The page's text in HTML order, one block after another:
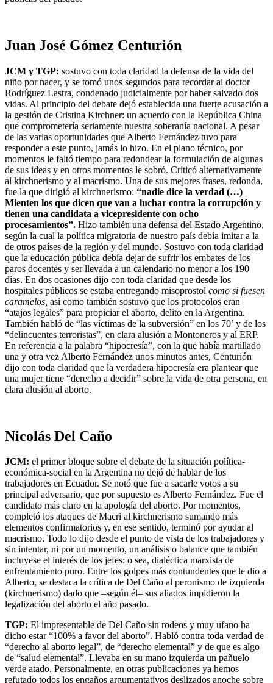
Juan José Gómez Centurión
JCM y TGP: sostuvo con toda claridad la defensa de la vida del
niño por nacer, y se tomó unos segundos para recordar al doctor
Rodríguez Lastra, condenado judicialmente por haber salvado dos
vidas. Al principio del debate dejó establecida una fuerte acusación a
la gestión de Cristina Kirchner: un acuerdo con la República China
que comprometería seriamente nuestra soberanía nacional. A pesar
de las varias oportunidades que Alberto Fernández tuvo para
responder a este punto, jamás lo hizo. En el plano técnico, por
momentos le faltó tiempo para redondear la formulación de algunas
de sus ideas y en otros momentos le sobró. Criticó alternativamente
al kirchnerismo y al macrismo. Una de sus mejores frases, redonda,
fue la que dirigió al kirchnerismo: “nadie dice la verdad (…)
Mienten los que dicen que van a luchar contra la corrupción y
tienen una candidata a vicepresidente con ocho
procesamientos”. Hizo también una defensa del Estado Argentino,
según la cual la política migratoria de nuestro país debía imitar a la
de otros países de la región y del mundo. Sostuvo con toda claridad
que la educación pública debía dejar de sufrir los embates de los
paros docentes y ser llevada a un calendario no menor a los 190
días. En dos ocasiones dijo con toda claridad que desde los
hospitales públicos se estaba entregando misoprostol como si fuesen
caramelos, así como también sostuvo que los protocolos eran
“atajos legales” para propiciar el aborto, delito en la Argentina.
También habló de “las víctimas de la subversión” en los 70’ y de los
“delincuentes terroristas”, en clara alusión a Montoneros y al ERP.
En referencia a la palabra “hipocresía”, con la que había martillado
una y otra vez Alberto Fernández unos minutos antes, Centurión
dijo con toda claridad que la verdadera hipocresía era plantear que
una mujer tiene “derecho a decidir” sobre la vida de otra persona, en
clara alusión al aborto.
Nicolás Del Caño
JCM: el primer bloque sobre el debate de la situación política-
económica-social en la Argentina no dejó de hablar de los
trabajadores en Ecuador. Se notó que fue a sacarle votos a su
principal adversario, que por supuesto es Alberto Fernández. Fue el
candidato más claro en la apología del aborto. Por momentos,
completó los ataques de Macri al kirchnerismo sumando más
elementos confirmatorios y, en ese sentido, terminó por ayudar al
macrismo. Todo lo dijo desde el punto de vista de los trabajadores y
sin intentar, ni por un momento, un análisis o balance que también
incluyese el interés de los jefes: o sea, dialéctica marxista de
enfrentamiento puro. Entre los golpes más contundentes que le dio a
Alberto, se destaca la crítica de Del Caño al peronismo de izquierda
(kirchnerismo) dado que –según él– sus aliados impidieron la
legalización del aborto el año pasado.
TGP: El impresentable de Del Caño sin rodeos y muy ufano ha
dicho estar “100% a favor del aborto”. Habló contra toda verdad de
“derecho al aborto legal”, de “derecho elemental” y de que es algo
de “salud elemental”. Llevaba en su mano izquierda un pañuelo
verde atado. Personalmente, en otras publicaciones ya hemos
refutado todos los engaños argumentativos deslizados anoche sobre